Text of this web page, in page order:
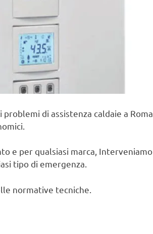
di assistenza caldaie a Roma
e per qualsiasi marca, Interveniamo
tipo di emergenza.
normative tecniche.